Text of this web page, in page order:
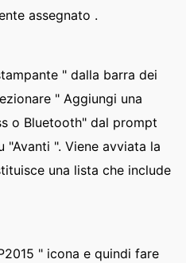
assegnato .
" dalla barra dei
" Aggiungi una
o Bluetooth" dal prompt
". Viene avviata la
una lista che include
" icona e quindi fare